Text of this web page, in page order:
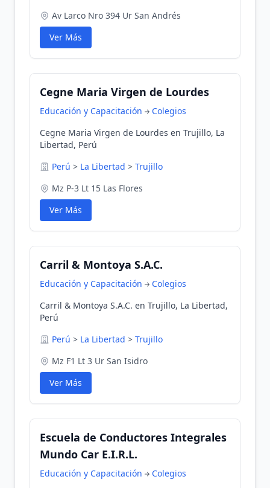
Av Larco Nro 394 Ur San Andrés
Ver Más
Cegne Maria Virgen de Lourdes
Educación y Capacitación
Colegios
Cegne Maria Virgen de Lourdes en Trujillo, La
Libertad, Perú
Perú > La Libertad > Trujillo
Mz P-3 Lt 15 Las Flores
Ver Más
Carril & Montoya S.A.C.
Educación y Capacitación
Colegios
Carril & Montoya S.A.C. en Trujillo, La Libertad,
Perú
Perú > La Libertad > Trujillo
Mz F1 Lt 3 Ur San Isidro
Ver Más
Escuela de Conductores Integrales
Mundo Car E.I.R.L.
Educación y Capacitación
Colegios